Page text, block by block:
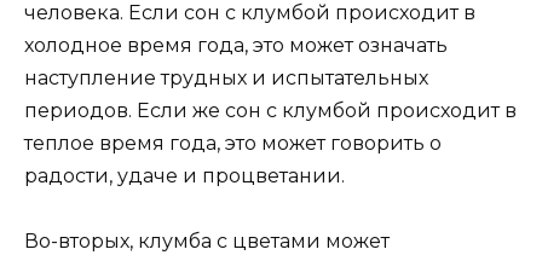
человека. Если сон с клумбой происходит в
холодное время года, это может означать
наступление трудных и испытательных
периодов. Если же сон с клумбой происходит в
теплое время года, это может говорить о
радости, удаче и процветании.
Во-вторых, клумба с цветами может